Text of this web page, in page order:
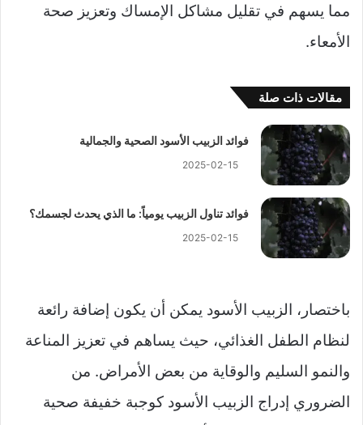
مما يسهم في تقليل مشاكل الإمساك وتعزيز صحة
الأمعاء.
مقالات ذات صلة
فوائد الزبيب الأسود الصحية والجمالية
2025-02-15
فوائد تناول الزبيب يومياً: ما الذي يحدث لجسمك؟
2025-02-15
باختصار، الزبيب الأسود يمكن أن يكون إضافة رائعة
لنظام الطفل الغذائي، حيث يساهم في تعزيز المناعة
والنمو السليم والوقاية من بعض الأمراض. من
الضروري إدراج الزبيب الأسود كوجبة خفيفة صحية